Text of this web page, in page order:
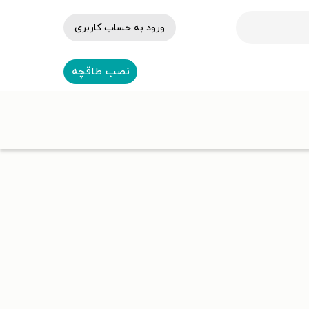
ورود به حساب کاربری
نصب طاقچه